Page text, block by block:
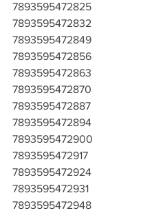
7893595472825
7893595472832
7893595472849
7893595472856
7893595472863
7893595472870
7893595472887
7893595472894
7893595472900
7893595472917
7893595472924
7893595472931
7893595472948